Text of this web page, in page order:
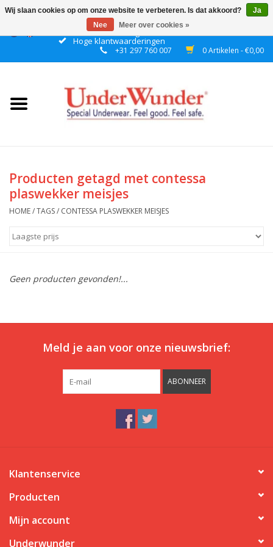
Gratis verzending boven € 50 binnen NL
Hoge klantwaarderingen
+31 297 760 007 0 Artikelen - €0,00
Home
Meisjes
Producten getagd met contessa
plaswekker meisjes
HOME/TAGS/ CONTESSA PLASWEKKER MEISJES
Geen producten gevonden!...
Meld je aan voor onze nieuwsbrief:
ABONNEER
Klantenservice
Producten
Mijn account
Underwunder
Wij slaan cookies op om onze website te verbeteren. Is dat akkoord?
Ja
Nee
Meer over cookies »